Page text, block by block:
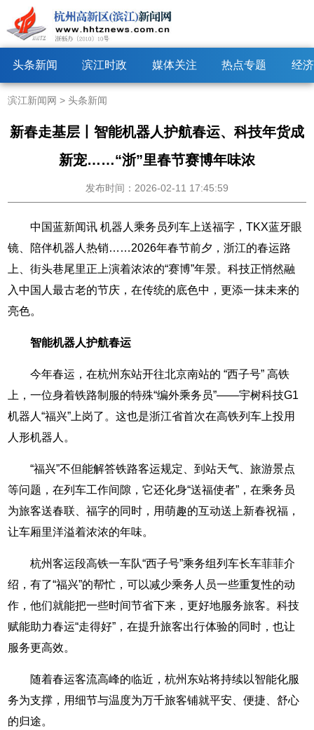
头条新闻 滨江时政 媒体关注 热点专题 经
滨江新闻网 >头条新闻
新春走基层丨智能机器人护航春运、科技年货成
新宠……“浙”里春节赛博年味浓
发布时间：2026-02-11 17:45:59
中国蓝新闻讯 机器人乘务员列车上送福字，TKX蓝牙眼
镜、陪伴机器人热销……2026年春节前夕，浙江的春运路
上、街头巷尾里正上演着浓浓的“赛博”年景。科技正悄然融
入中国人最古老的节庆，在传统的底色中，更添一抹未来的
亮色。
智能机器人护航春运
今年春运，在杭州东站开往北京南站的 “西子号” 高铁
上，一位身着铁路制服的特殊“编外乘务员”——宇树科技G1
机器人“福兴”上岗了。这也是浙江省首次在高铁列车上投用
人形机器人。
“福兴”不但能解答铁路客运规定、到站天气、旅游景点
等问题，在列车工作间隙，它还化身“送福使者”，在乘务员
为旅客送春联、福字的同时，用萌趣的互动送上新春祝福，
让车厢里洋溢着浓浓的年味。
杭州客运段高铁一车队“西子号”乘务组列车长车菲菲介
绍，有了“福兴”的帮忙，可以减少乘务人员一些重复性的动
作，他们就能把一些时间节省下来，更好地服务旅客。科技
赋能助力春运“走得好”，在提升旅客出行体验的同时，也让
服务更高效。
随着春运客流高峰的临近，杭州东站将持续以智能化服
务为支撑，用细节与温度为万千旅客铺就平安、便捷、舒心
的归途。